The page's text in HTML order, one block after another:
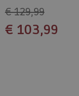
€ 129,99
€ 103,99